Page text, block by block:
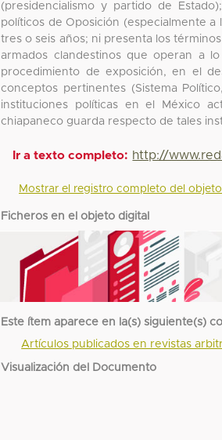
(presidencialismo y partido de
políticos de Oposición (especialmente
tres o seis años; ni presenta los
armados clandestinos que operan a
procedimiento de exposición, en el
conceptos pertinentes (Sistema
instituciones políticas en el México
chiapaneco guarda respecto de tales
Ir a texto completo: http://
Mostrar el registro completo del objeto
Ficheros en el objeto digital
Este ítem aparece en la(s) siguiente(s)
Artículos publicados en revistas
Visualización del Documento